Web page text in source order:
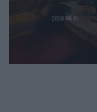
2026-06-01